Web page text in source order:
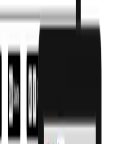
ಪ್ರಾರಂಭಿಸಿ
ಅನ್ನು ನೋಡಿ, ಅಥವಾ ನೇರವಾಗಿ